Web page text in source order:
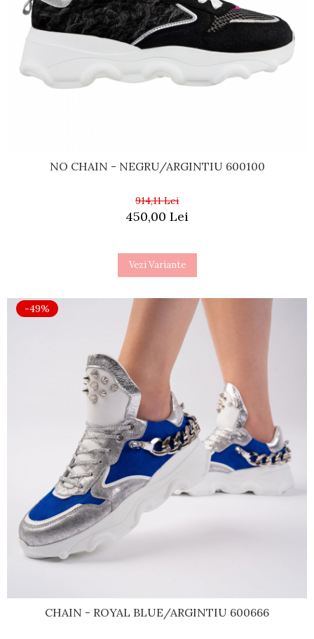
NO CHAIN - NEGRU/ARGINTIU 600100
914,11 Lei
450,00 Lei
Vezi Variante
-49%
CHAIN - ROYAL BLUE/ARGINTIU 600666